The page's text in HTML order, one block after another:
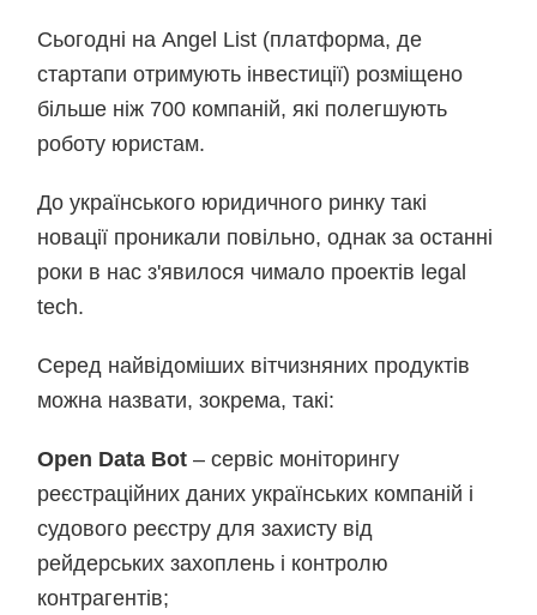
Сьогодні на Angel List (платформа, де
стартапи отримують інвестиції) розміщено
більше ніж 700 компаній, які полегшують
роботу юристам.
До українського юридичного ринку такі
новації проникали повільно, однак за останні
роки в нас з'явилося чимало проектів legal
tech.
Серед найвідоміших вітчизняних продуктів
можна назвати, зокрема, такі:
Open Data Bot – сервіс моніторингу
реєстраційних даних українських компаній і
судового реєстру для захисту від
рейдерських захоплень і контролю
контрагентів;